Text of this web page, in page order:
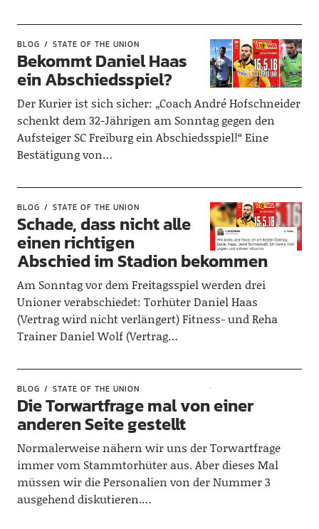
BLOG STATE OF THE UNION
Bekommt Daniel Haas
ein Abschiedsspiel?
Der Kurier ist sich sicher: „Coach André Hofschneider
schenkt dem 32-Jährigen am Sonntag gegen den
Aufsteiger SC Freiburg ein Abschiedsspiel!“ Eine
Bestätigung von…
BLOG STATE OF THE UNION
Schade, dass nicht alle
einen richtigen
Abschied im Stadion bekommen
Am Sonntag vor dem Freitagsspiel werden drei
Unioner verabschiedet: Torhüter Daniel Haas
(Vertrag wird nicht verlängert) Fitness- und Reha
Trainer Daniel Wolf (Vertrag…
BLOG STATE OF THE UNION
Die Torwartfrage mal von einer
anderen Seite gestellt
Normalerweise nähern wir uns der Torwartfrage
immer vom Stammtorhüter aus. Aber dieses Mal
müssen wir die Personalien von der Nummer 3
ausgehend diskutieren.…